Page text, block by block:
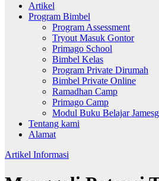
Artikel
Program Bimbel
Program Assessment
Tryout Masuk Gontor
Primago School
Bimbel Kelas
Program Private Dirumah
Bimbel Private Online
Ramadhan Camp
Primago Camp
Modul Buku Belajar
Tentang kami
Alamat
Artikel Informasi